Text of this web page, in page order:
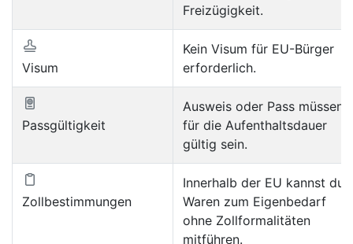
Freizügigkeit.
Visum
Kein Visum für EU-Bürger
erforderlich.
Passgültigkeit
Ausweis oder Pass müssen
für die Aufenthaltsdauer
gültig sein.
Zollbestimmungen
Innerhalb der EU kannst du
Waren zum Eigenbedarf
ohne Zollformalitäten
mitführen.